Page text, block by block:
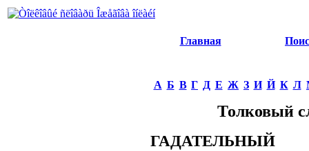
Главная
А Б В Г Д Е Ж З И Й К Л
Толковый
ГАДАТЕЛЬНЫЙ